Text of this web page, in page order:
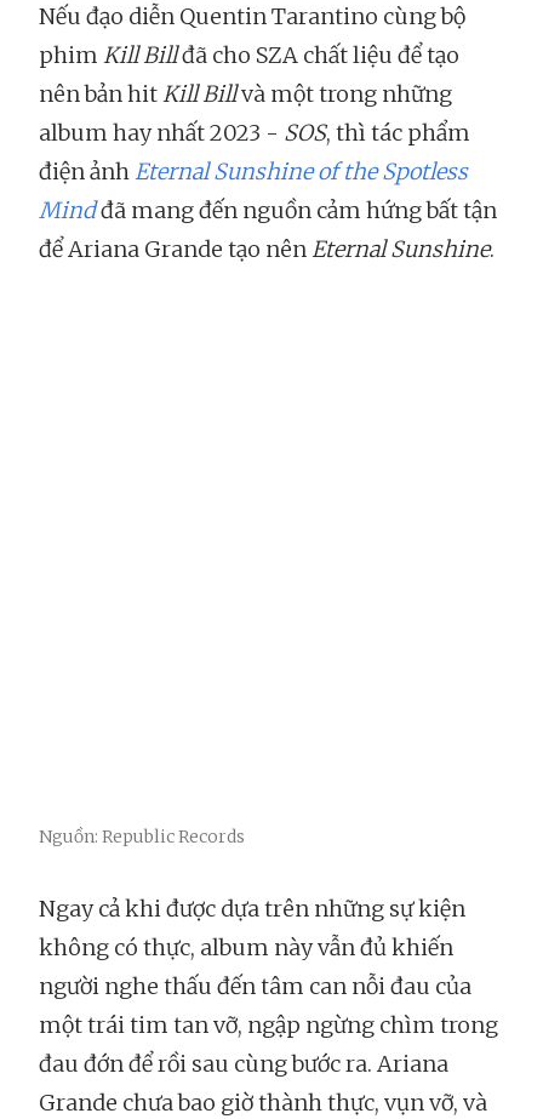
Nếu đạo diễn Quentin Tarantino cùng bộ
phim Kill Billđã cho SZA chất liệu để tạo
nên bản hitKill Billvà một trong những
album hay nhất 2023 - SOS, thì tác phẩm
điện ảnhEternal Sunshine of the Spotless
Mindđã mang đến nguồn cảm hứng bất tận
để Ariana Grande tạo nênEternal Sunshine.
Nguồn: Republic Records
Ngay cả khi được dựa trên những sự kiện
không có thực, album này vẫn đủ khiến
người nghe thấu đến tâm can nỗi đau của
một trái tim tan vỡ, ngập ngừng chìm trong
đau đớn để rồi sau cùng bước ra. Ariana
Grande chưa bao giờ thành thực, vụn vỡ, và